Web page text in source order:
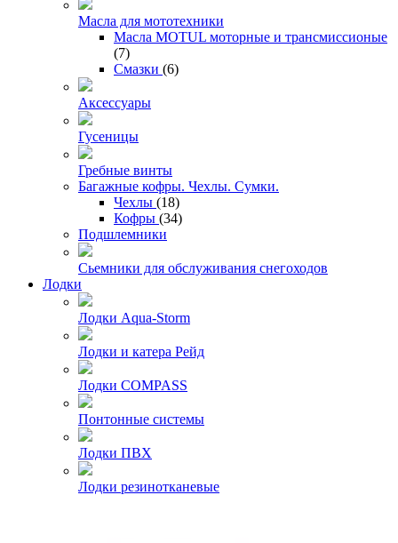
Масла для мототехники
Масла MOTUL моторные и трансмиссионые
(7)
Смазки (6)
Аксессуары
Гусеницы
Гребные винты
Багажные кофры. Чехлы. Сумки.
Чехлы (18)
Кофры (34)
Подшлемники
Сьемники для обслуживания снегоходов
Лодки
Лодки Aqua-Storm
Лодки и катера Рейд
Лодки COMPASS
Понтонные системы
Лодки ПВХ
Лодки резинотканевые